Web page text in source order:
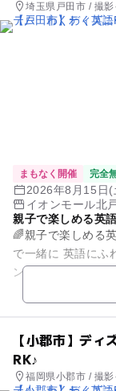
埼玉県戸田市 / 撮
まもなく開催 完全
2026年8月15日
イオンモール北
親子で楽しめる英
🌈親子で楽しめる英
で一緒に 英語にふ
ンモール北戸田で
【小郡市】デ
RK♪
福岡県小郡市 / 撮